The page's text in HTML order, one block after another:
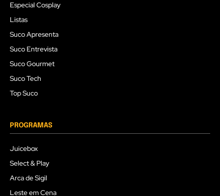
Especial Cosplay
Listas
Suco Apresenta
Suco Entrevista
Suco Gourmet
Suco Tech
Top Suco
PROGRAMAS
Juicebox
Select & Play
Arca de Sigil
Leste em Cena